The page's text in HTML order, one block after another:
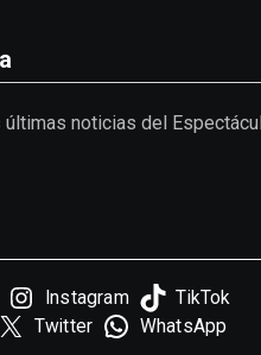
últimas noticias del
Instagram
TikTok
Twitter
WhatsApp